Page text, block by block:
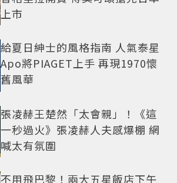
上市
給夏日紳士的風格指南 人氣泰星
Apo將PIAGET上手 再現1970懷
舊風華
張凌赫王楚然「太會親」！《這
一秒過火》張凌赫人夫感爆棚 網
喊太有氛圍
不用飛巴黎！兩大五星飯店下午